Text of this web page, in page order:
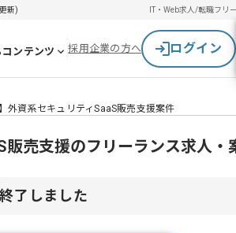
新) IT・Web求人/転職フリ
ンテンツ 採用企業の方へ ログイン
外資系セキュリティSaaS販売支援案件
販売支援のフリーランス求人・
了しました